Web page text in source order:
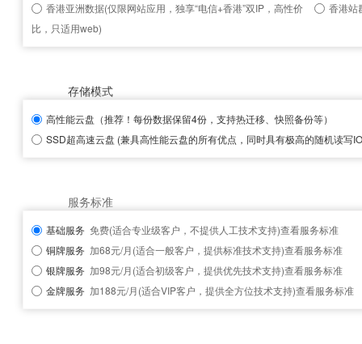
香港亚洲数据(仅限网站应用，独享“电信+香港”双IP，高性价
比，只适用web)
香港站
存储模式
高性能云盘 （推荐！每份数据保留4份，支持热迁移、快照备份等）
SSD超高速云盘 (兼具高性能云盘的所有优点，同时具有极高的随机读写
服务标准
基础服务 免费(适合专业级客户，不提供人工技术支持)查看服务标准
铜牌服务 加68元/月(适合一般客户，提供标准技术支持)查看服务标准
银牌服务 加98元/月(适合初级客户，提供优先技术支持)查看服务标准
金牌服务 加188元/月(适合VIP客户，提供全方位技术支持)查看服务标准